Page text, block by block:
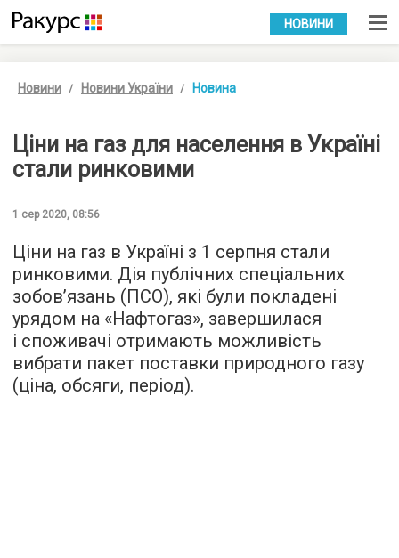
УКР РУС
НОВИНИ
Новини Новини України Новина
Ціни на газ для населення в Україні
стали ринковими
1 сер 2020, 08:56
Ціни на газ в Україні з 1 серпня стали
ринковими. Дія публічних спеціальних
зобов’язань (ПСО), які були покладені
урядом на «Нафтогаз», завершилася
і споживачі отримають можливість
вибрати пакет поставки природного газу
(ціна, обсяги, період).